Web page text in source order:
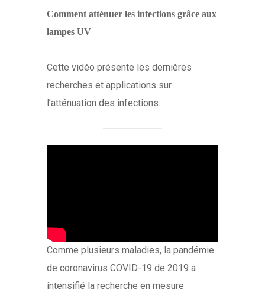
Comment atténuer les infections grâce aux
lampes UV
Cette vidéo présente les dernières
recherches et applications sur
l’atténuation des infections.
Comme plusieurs maladies, la pandémie
de coronavirus COVID-19 de 2019 a
intensifié la recherche en mesure